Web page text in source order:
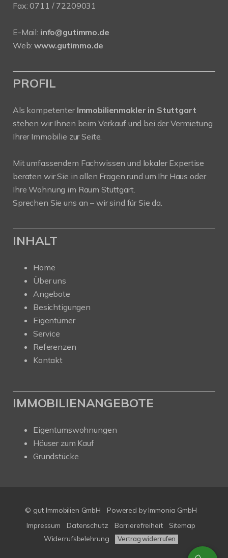
Fax: 0711 / 72209031
E-Mail: info@gutimmo.de
Web:www.gutimmo.de
PROFIL
Als kompetenter Immobilienmakler in Stuttgart
stehen wir Ihnen beim Verkauf und bei der Vermietung
Ihrer Immobilie zur Seite.
Mit umfassendem Fachwissen und lokaler Expertise
beraten wir Sie in allen Fragen rund um Ihr Haus oder
Ihre Wohnung im Raum Stuttgart.
Sprechen Sie uns an – wir sind für Sie da.
INHALT
Home
Über uns
Angebote
Besichtigungen
Eigentümer
Service
Referenzen
Kontakt
IMMOBILIENANGEBOTE
Eigentumswohnungen
Häuser zum Kauf
Grundstücke
© gut Immobilien GmbH Powered by Immonia GmbH
Impressum
Datenschutz Barrierefreiheit
Sitemap
Widerrufsbelehrung
Vertrag widerrufen